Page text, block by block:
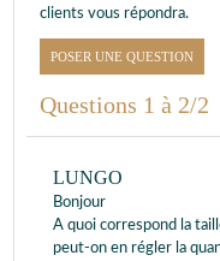
clients vous répondra.
POSER UNE QUESTION
Questions 1 à 2/2
LUNGO
Bonjour
A quoi correspond la
peut-on en régler la